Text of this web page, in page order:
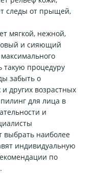
следы от прыщей,
мягкой, нежной,
и сияющий
такую процедуру
забыть о
других возрастных
для лица в
и
выбрать наиболее
индивидуальную
по